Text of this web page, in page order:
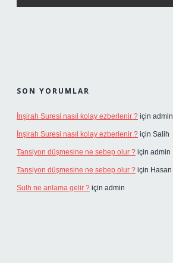
SON YORUMLAR
İnşirah Suresi nasıl kolay ezberlenir ? için admin
İnşirah Suresi nasıl kolay ezberlenir ? için Salih
Tansiyon düşmesine ne sebep olur ? için admin
Tansiyon düşmesine ne sebep olur ? için Hasan
Sulh ne anlama gelir ? için admin